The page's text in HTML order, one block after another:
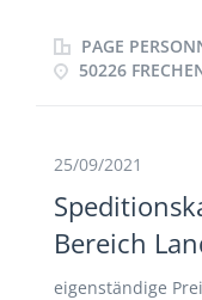
steuerung des
Geschäftes
PAGE
50226
25/09/2021
Bereich
eigenständige